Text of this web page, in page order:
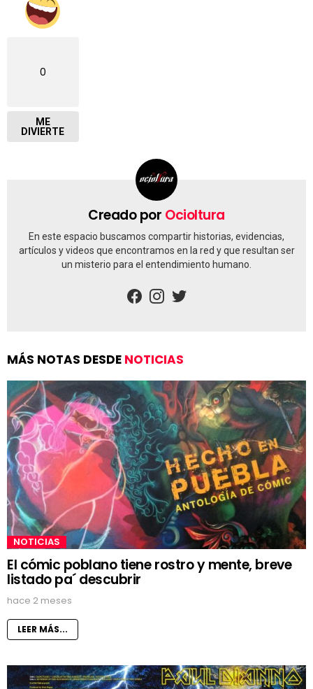
0
ME
DIVIERTE
Creado por Ocioltura
En este espacio buscamos compartir historias, evidencias,
artículos y videos que encontramos en la red y que resultan ser
un misterio para el entendimiento humano.
facebookinstagram
MÁS NOTAS DESDE NOTICIAS
NOTICIAS
El cómic poblano tiene rostro y mente, breve
listado pa´ descubrir
hace 2 meses
LEER MÁS...